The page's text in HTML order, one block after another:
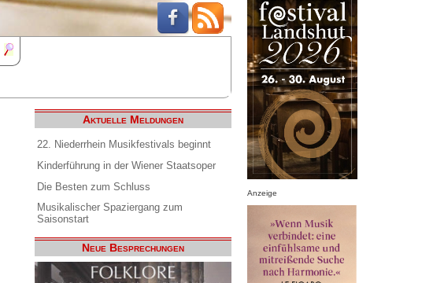
Aktuelle Meldungen
22. Niederrhein Musikfestivals beginnt
Kinderführung in der Wiener Staatsoper
Die Besten zum Schluss
Musikalischer Spaziergang zum
Saisonstart
Neue Besprechungen
Anzeige